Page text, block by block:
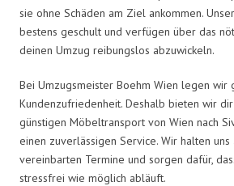
sie ohne Schäden am Ziel ankommen.
bestens geschult und verfügen über das
deinen Umzug reibungslos abzuwickeln.
Bei Umzugsmeister Boehm Wien legen wir
Kundenzufriedenheit. Deshalb bieten wir
günstigen Möbeltransport von Wien nach
einen zuverlässigen Service. Wir halten uns
vereinbarten Termine und sorgen dafür,
stressfrei wie möglich abläuft.